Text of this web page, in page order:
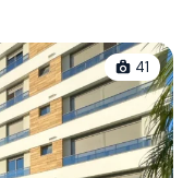
41